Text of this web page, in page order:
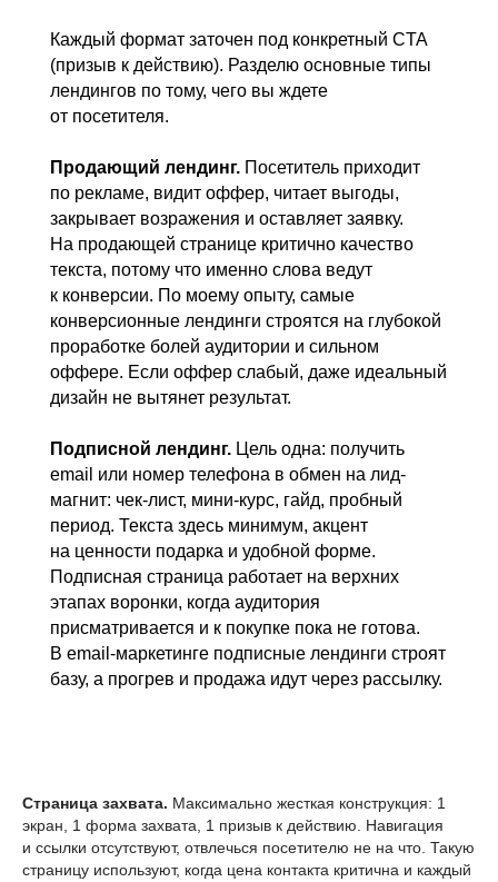
Каждый формат заточен под конкретный CTA
(призыв к действию). Разделю основные типы
лендингов по тому, чего вы ждете
от посетителя.
Продающий лендинг. Посетитель приходит
по рекламе, видит оффер, читает выгоды,
закрывает возражения и оставляет заявку.
На продающей странице критично качество
текста, потому что именно слова ведут
к конверсии. По моему опыту, самые
конверсионные лендинги строятся на глубокой
проработке болей аудитории и сильном
оффере. Если оффер слабый, даже идеальный
дизайн не вытянет результат.
Подписной лендинг. Цель одна: получить
email или номер телефона в обмен на лид-
магнит: чек-лист, мини-курс, гайд, пробный
период. Текста здесь минимум, акцент
на ценности подарка и удобной форме.
Подписная страница работает на верхних
этапах воронки, когда аудитория
присматривается и к покупке пока не готова.
В email-маркетинге подписные лендинги строят
базу, а прогрев и продажа идут через рассылку.
Страница захвата. Максимально жесткая конструкция: 1
экран, 1 форма захвата, 1 призыв к действию. Навигация
и ссылки отсутствуют, отвлечься посетителю не на что. Такую
страницу используют, когда цена контакта критична и каждый